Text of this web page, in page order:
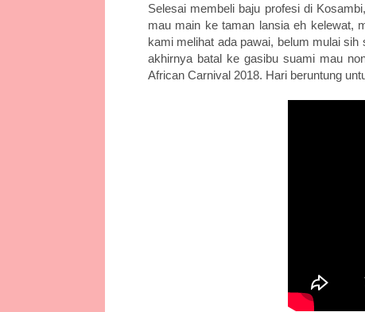
Selesai membeli baju profesi di
mau main ke taman lansia eh kelewat,
kami melihat ada pawai, belum mulai
akhirnya batal ke gasibu suami mau
African Carnival 2018. Hari beruntung